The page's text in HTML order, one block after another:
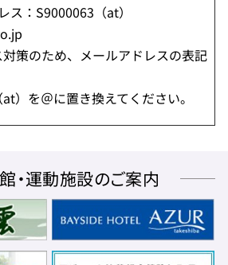
ス：S9000063（at）
策のため、メールアドレスの表記
）を＠に置き換えてください。
・運動施設のご案内